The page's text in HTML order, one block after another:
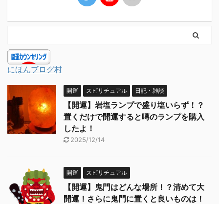
にほんブログ村
開運 スピリチュアル 日記・雑談
【開運】岩塩ランプで盛り塩いらず！？
置くだけで開運すると噂のランプを購入
したよ！
2025/12/14
開運 スピリチュアル
【開運】鬼門はどんな場所！？清めて大
開運！さらに鬼門に置くと良いものは！